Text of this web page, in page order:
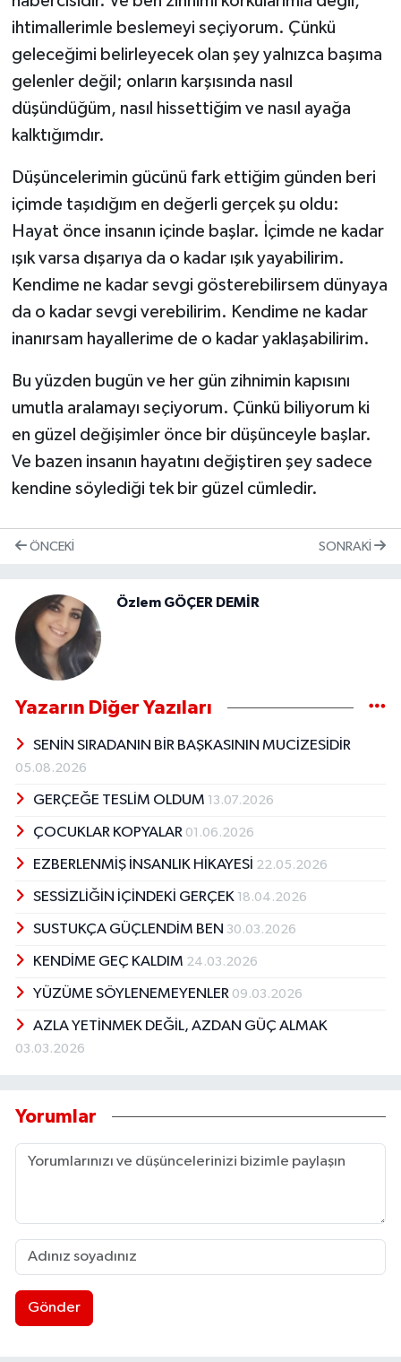
ihtimallerimle beslemeyi seçiyorum. Çünkü
geleceğimi belirleyecek olan şey yalnızca başıma
gelenler değil; onların karşısında nasıl
düşündüğüm, nasıl hissettiğim ve nasıl ayağa
kalktığımdır.
Düşüncelerimin gücünü fark ettiğim günden beri
içimde taşıdığım en değerli gerçek şu oldu:
Hayat önce insanın içinde başlar. İçimde ne kadar
ışık varsa dışarıya da o kadar ışık yayabilirim.
Kendime ne kadar sevgi gösterebilirsem dünyaya
da o kadar sevgi verebilirim. Kendime ne kadar
inanırsam hayallerime de o kadar yaklaşabilirim.
Bu yüzden bugün ve her gün zihnimin kapısını
umutla aralamayı seçiyorum. Çünkü biliyorum ki
en güzel değişimler önce bir düşünceyle başlar.
Ve bazen insanın hayatını değiştiren şey sadece
kendine söylediği tek bir güzel cümledir.
ÖNCEKI SONRAKI
Özlem GÖÇER DEMİR
Yazarın Diğer Yazıları
SENİN SIRADANIN BİR BAŞKASININ MUCİZESİDİR
05.08.2026
GERÇEĞE TESLİM OLDUM 13.07.2026
ÇOCUKLAR KOPYALAR 01.06.2026
EZBERLENMİŞ İNSANLIK HİKAYESİ 22.05.2026
SESSİZLİĞİN İÇİNDEKİ GERÇEK 18.04.2026
SUSTUKÇA GÜÇLENDİM BEN 30.03.2026
KENDİME GEÇ KALDIM 24.03.2026
YÜZÜME SÖYLENEMEYENLER 09.03.2026
AZLA YETİNMEK DEĞİL, AZDAN GÜÇ ALMAK
03.03.2026
Yorumlar
Gönder